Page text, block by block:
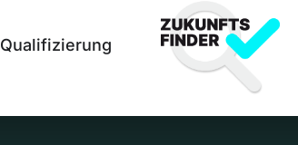
Qualifizierung